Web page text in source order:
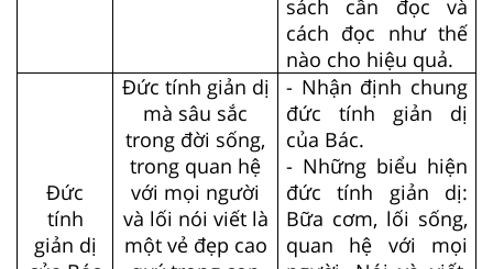
sách cần đọc và
cách đọc như thế
nào cho hiệu quả.
Đức
tính
giản dị
Đức tính giản dị
mà sâu sắc
trong đời sống,
trong quan hệ
với mọi người
và lối nói viết là
một vẻ đẹp cao
- Nhận định chung
đức tính giản dị
của Bác.
- Những biểu hiện
đức tính giản dị:
Bữa cơm, lối sống,
quan hệ với mọi